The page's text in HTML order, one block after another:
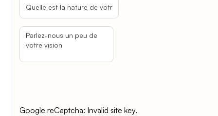
Google reCaptcha: Invalid site key.